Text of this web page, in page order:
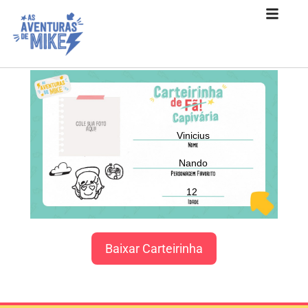
Vinicius
Nando
12
Baixar Carteirinha